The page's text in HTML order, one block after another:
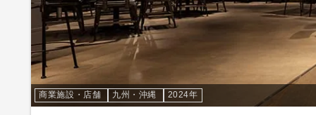
商業施設・店舗 九州・沖縄 2024年